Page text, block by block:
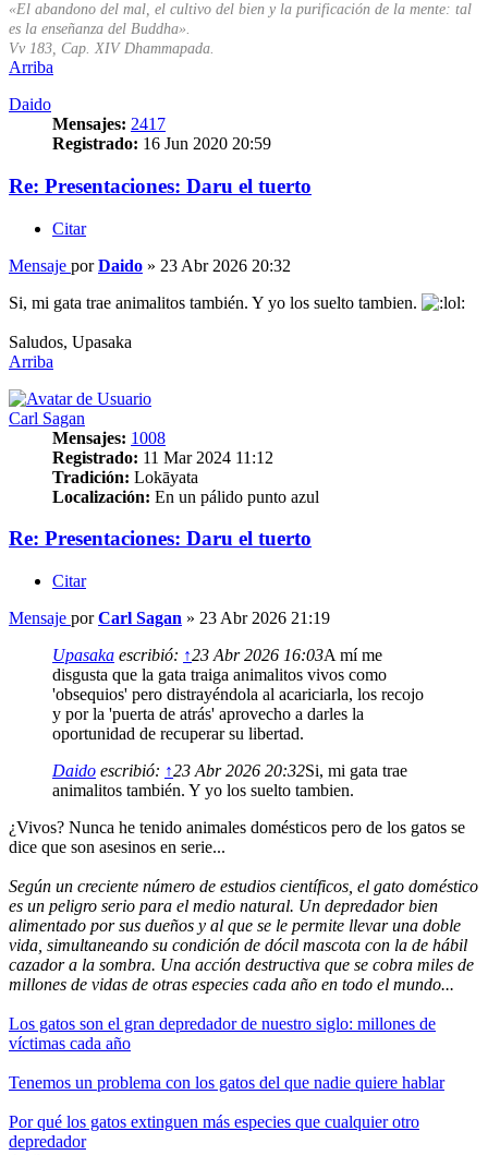
«El abandono del mal, el cultivo del bien y la purificación de la mente: tal
es la enseñanza del Buddha».
Vv 183, Cap. XIV Dhammapada.
Arriba
Daido
Mensajes: 2417
Registrado: 16 Jun 2020 20:59
Re: Presentaciones: Daru el tuerto
Citar
Mensaje porDaido » 23 Abr 2026 20:32
Si, mi gata trae animalitos también. Y yo los suelto tambien.
Saludos, Upasaka
Arriba
Carl Sagan
Mensajes: 1008
Registrado: 11 Mar 2024 11:12
Tradición: Lokāyata
Localización: En un pálido punto azul
Re: Presentaciones: Daru el tuerto
Citar
Mensaje porCarl Sagan » 23 Abr 2026 21:19
Upasaka escribió: ↑23 Abr 2026 16:03A mí me
disgusta que la gata traiga animalitos vivos como
'obsequios' pero distrayéndola al acariciarla, los recojo
y por la 'puerta de atrás' aprovecho a darles la
oportunidad de recuperar su libertad.
Daido escribió: ↑23 Abr 2026 20:32Si, mi gata trae
animalitos también. Y yo los suelto tambien.
¿Vivos? Nunca he tenido animales domésticos pero de los gatos se
dice que son asesinos en serie...
Según un creciente número de estudios científicos, el gato doméstico
es un peligro serio para el medio natural. Un depredador bien
alimentado por sus dueños y al que se le permite llevar una doble
vida, simultaneando su condición de dócil mascota con la de hábil
cazador a la sombra. Una acción destructiva que se cobra miles de
millones de vidas de otras especies cada año en todo el mundo...
Los gatos son el gran depredador de nuestro siglo: millones de
víctimas cada año
Tenemos un problema con los gatos del que nadie quiere hablar
Por qué los gatos extinguen más especies que cualquier otro
depredador